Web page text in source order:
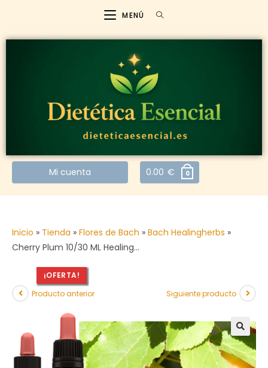
MENÚ
Mi cuenta 0.00 € 0
Inicio » Tienda » Flores de Bach » Bach Healingherbs »
Cherry Plum 10/30 ML Healing…
¡OFERTA!
Producto anterior
Siguiente producto